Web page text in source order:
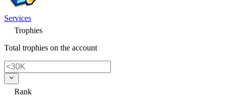
Services
Trophies
Total trophies on the account
Rank